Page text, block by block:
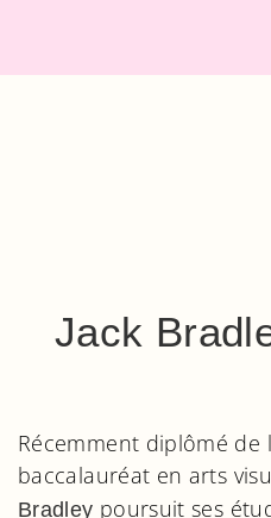
Jack
Récemment diplômé de
baccalauréat en arts
Bradley poursuit ses